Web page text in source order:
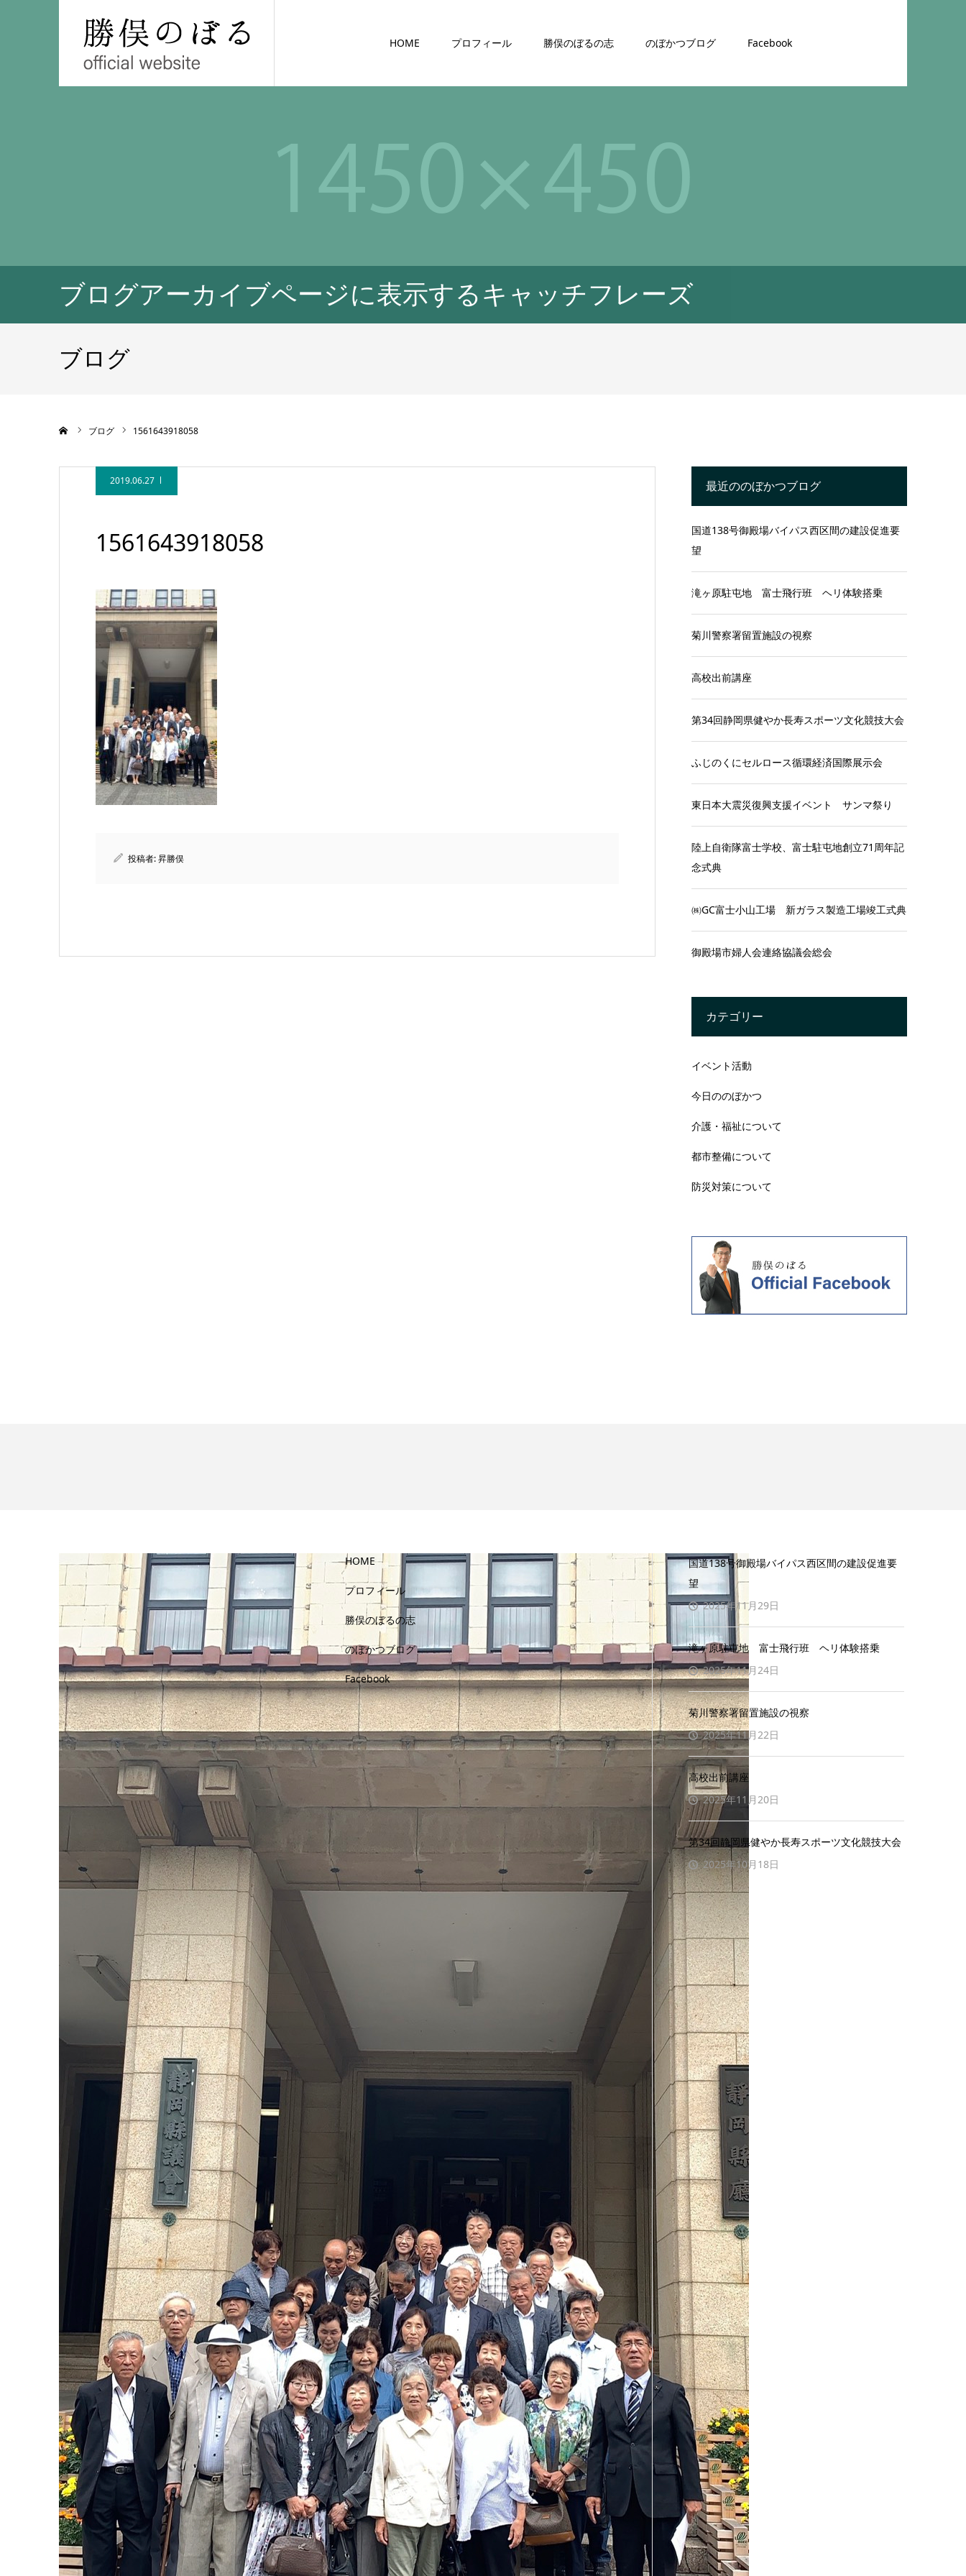
HOME プロフィール 勝俣のぼるの志 のぼかつブログ Facebook
ブログアーカイブページに表示するキャッチフレーズ
ブログ
ブログ 1561643918058
2019.06.27
1561643918058
投稿者:昇勝俣
最近ののぼかつブログ
国道138号御殿場バイパス西区間の建設促進要
望
滝ヶ原駐屯地 富士飛行班 ヘリ体験搭乗
菊川警察署留置施設の視察
高校出前講座
第34回静岡県健やか長寿スポーツ文化競技大会
ふじのくにセルロース循環経済国際展示会
東日本大震災復興支援イベント サンマ祭り
陸上自衛隊富士学校、富士駐屯地創立71周年記
念式典
㈱GC富士小山工場 新ガラス製造工場竣工式典
御殿場市婦人会連絡協議会総会
カテゴリー
イベント活動
今日ののぼかつ
介護・福祉について
都市整備について
防災対策について
HOME
プロフィール
勝俣のぼるの志
のぼかつブログ
Facebook
国道138号御殿場バイパス西区間の建設促進要
望
2025年11月29日
滝ヶ原駐屯地 富士飛行班 ヘリ体験搭乗
2025年11月24日
菊川警察署留置施設の視察
2025年11月22日
高校出前講座
2025年11月20日
第34回静岡県健やか長寿スポーツ文化競技大会
2025年10月18日